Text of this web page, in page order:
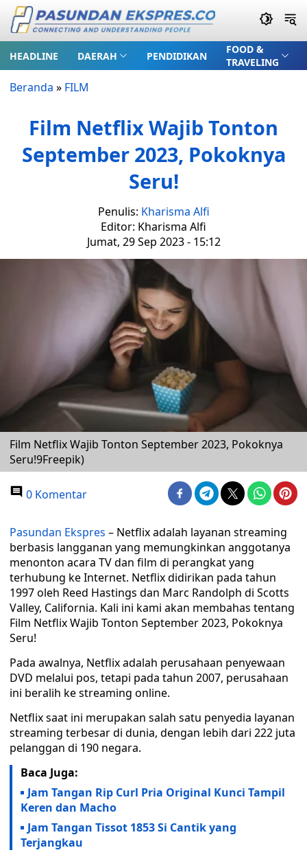
HEADLINE DAERAH PENDIDIKAN
FOOD &
TRAVELING
Beranda » FILM
Film Netflix Wajib Tonton
September 2023, Pokoknya
Seru!
Penulis: Kharisma Alfi
Editor: Kharisma Alfi
Jumat, 29 Sep 2023 - 15:12
Film Netflix Wajib Tonton September 2023, Pokoknya
Seru!9Freepik)
0 Komentar
Pasundan Ekspres – Netflix adalah layanan streaming
berbasis langganan yang memungkinkan anggotanya
menonton acara TV dan film di perangkat yang
terhubung ke Internet. Netflix didirikan pada tahun
1997 oleh Reed Hastings dan Marc Randolph di Scotts
Valley, California. Kali ini kami akan membahas tentang
Film Netflix Wajib Tonton September 2023, Pokoknya
Seru!
Pada awalnya, Netflix adalah perusahaan penyewaan
DVD melalui pos, tetapi pada tahun 2007, perusahaan
ini beralih ke streaming online.
Netflix saat ini merupakan salah satu penyedia layanan
streaming terbesar di dunia, dengan lebih dari 222 juta
pelanggan di 190 negara.
Baca Juga:
Jam Tangan Rip Curl Pria Original Kunci Tampil
Keren dan Macho
Jam Tangan Tissot 1853 Si Cantik yang
Terjangkau